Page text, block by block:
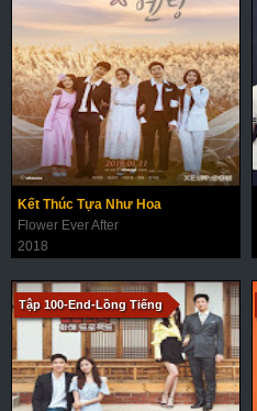
Kết Thúc Tựa Như Hoa
Flower Ever After
2018
Tập 100-End-Lồng Tiếng